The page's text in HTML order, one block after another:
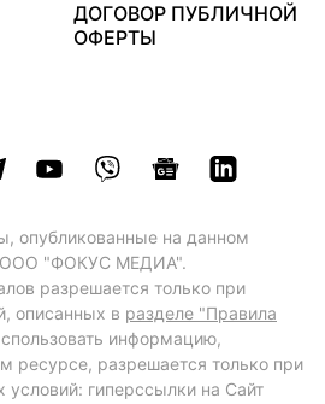
ДОГОВОР ПУБЛИЧНОЙ
ОФЕРТЫ
опубликованные на данном
ООО "ФОКУС МЕДИА".
разрешается только при
описанных в разделе "Правила
информацию,
ресурсе, разрешается только при
гиперссылки на Сайт